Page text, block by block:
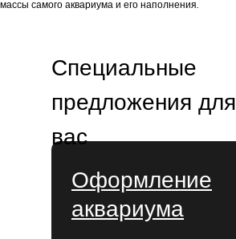
массы самого аквариума и его наполнения.
Оформление
аквариума
Специальные
предложения для
вас